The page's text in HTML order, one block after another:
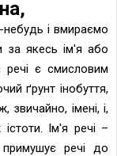
і вмираємо
за якесь ім'я або
речі є смисловим
ґрунт інобуття,
звичайно, імені, і,
Ім'я речі –
речі до